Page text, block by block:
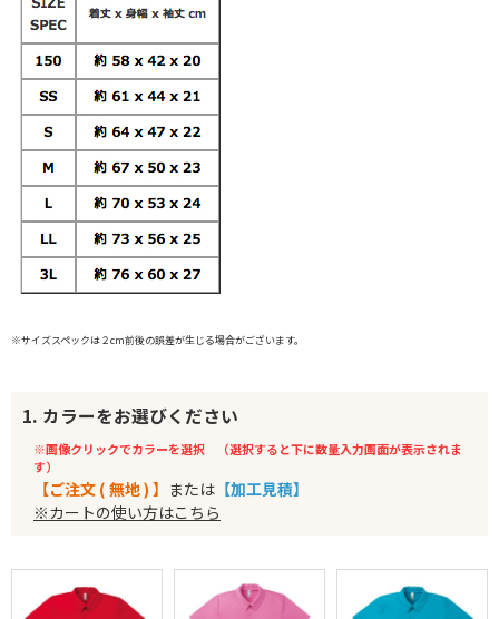
※サイズスペックは２cm前後の誤差が生じる場合がございます。
1. カラーをお選びください
※画像クリックでカラーを選択 （選択すると下に数量入力画面が表示されま
す）
【ご注文 ( 無地 ) 】 または 【加工見積】
※カートの使い方はこちら